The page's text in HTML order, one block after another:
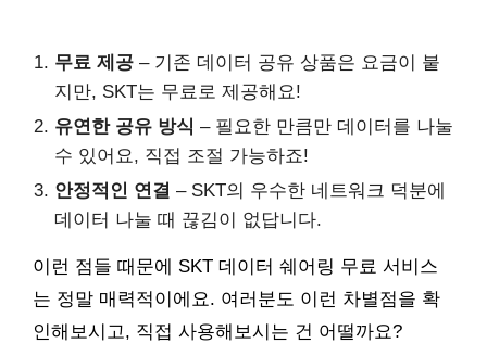
무료 제공 – 기존 데이터 공유 상품은 요금이 붙
지만, SKT는 무료로 제공해요!
유연한 공유 방식 – 필요한 만큼만 데이터를 나눌
수 있어요, 직접 조절 가능하죠!
안정적인 연결 – SKT의 우수한 네트워크 덕분에
데이터 나눌 때 끊김이 없답니다.
이런 점들 때문에 SKT 데이터 쉐어링 무료 서비스
는 정말 매력적이에요. 여러분도 이런 차별점을 확
인해보시고, 직접 사용해보시는 건 어떨까요?